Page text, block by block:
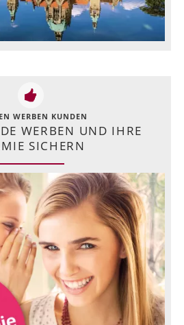
WERBEN KUNDEN
WERBEN UND IHRE
SICHERN